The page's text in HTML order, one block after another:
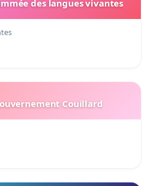
des langues vivantes
Couillard